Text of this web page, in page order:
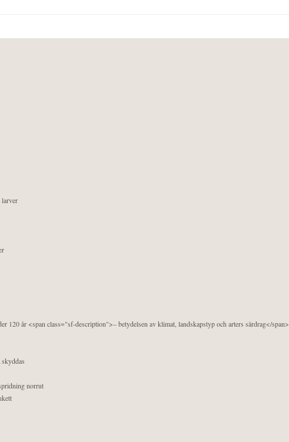
larver
120 år <span class="sf-description">– betydelsen av klimat, landskapstyp och arters särdrag</span>
norrut